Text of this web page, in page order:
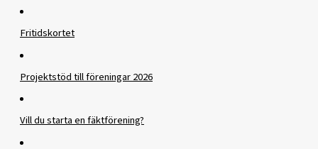
Fritidskortet
Projektstöd till föreningar 2026
Vill du starta en fäktförening?